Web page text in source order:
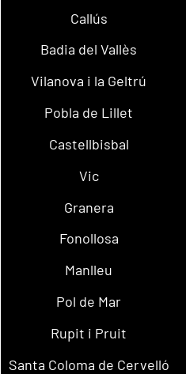
Callús
Badia del Vallès
Vilanova i la Geltrú
Pobla de Lillet
Castellbisbal
Vic
Granera
Fonollosa
Manlleu
Pol de Mar
Rupit i Pruit
Santa Coloma de Cervelló